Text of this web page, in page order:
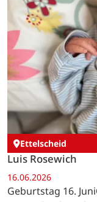
Ettelscheid
Luis Rosewich
16.06.2026
Geburtstag 16.